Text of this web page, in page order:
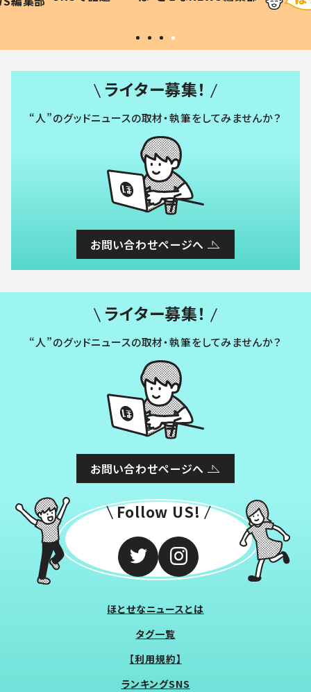
#令和の子
い」
ライター募集！
“人”のグッドニュースの取材・執筆をしてみませんか？
お問い合わせページへ
ライター募集！
“人”のグッドニュースの取材・執筆をしてみませんか？
お問い合わせページへ
Follow US!
ほとせなニュースとは
タグ一覧
【利用規約】
ランキングSNS